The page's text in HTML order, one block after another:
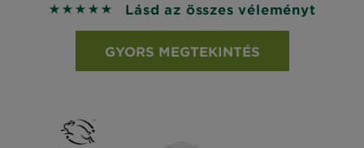
5 out of 5 stars based on reviews
Lásd az összes véleményt
GYORS MEGTEKINTÉS